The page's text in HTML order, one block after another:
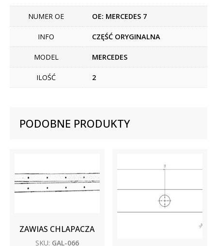
NUMER OE OE: MERCEDES 7
INFO CZĘŚĆ ORYGINALNA
MODEL MERCEDES
ILOŚĆ 2
PODOBNE PRODUKTY
ZAWIAS CHLAPACZA
SKU: GAL-066